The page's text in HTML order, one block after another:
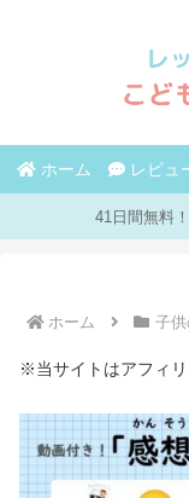
ホーム レビュ
41日間無料
ホーム 子
※当サイトはアフィリ